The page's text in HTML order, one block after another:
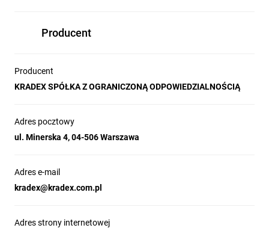
Producent
Producent
KRADEX SPÓŁKA Z OGRANICZONĄ ODPOWIEDZIALNOŚCIĄ
Adres pocztowy
ul. Minerska 4, 04-506 Warszawa
Adres e-mail
kradex@kradex.com.pl
Adres strony internetowej